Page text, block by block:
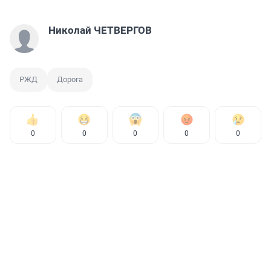
Николай ЧЕТВЕРГОВ
РЖД Дорога
0 0 0 0 0